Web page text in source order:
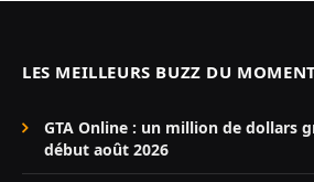
LES MEILLEURS BUZZ DU
GTA Online : un million de dollars
début août 2026